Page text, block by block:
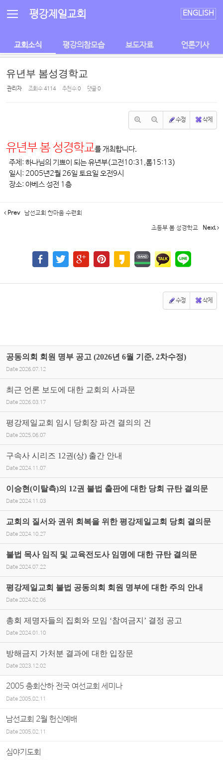
평강제일교회 ENGLISH
교회소식 평강의참모습 보도자료 언론기사
유년부 봄성경학교
관리자 조회 수4114 추천 수0 댓글0
수정 삭제
유년부 봄 성경학교를 개최합니다.
주제: 하나님의 기쁘이 되는 유년부(고전10:31,롬15:13)
일시: 2005년2월 26일 토요일 오전9시
장소: 야베스 성전 1층
Prev 남선교회 한마음 수련회
초등부 봄 성경학교 Next
수정 삭제
공동의회 회원 명부 공고 (2026년 6월 기준, 2차수정)
Date 2026.07.12
최근 언론 보도에 대한 교회의 사과문
Date 2026.03.17
평강제일교회 임시 당회장 파견 결의의 건
Date 2025.06.07
구속사 시리즈 12권(상) 출간 안내
Date 2024.11.07
이승현(이탈측)의 12권 불법 출판에 대한 당회 규탄 결의문
Date 2024.11.03
교회의 질서와 권위 회복을 위한 평강제일교회 당회 결의문
Date 2024.10.27
불법 목사 임직 및 교육전도사 임명에 대한 규탄 결의문
Date 2024.07.22
평강제일교회 불법 공동의회 회원 명부에 대한 주의 안내
Date 2024.02.06
총회 제명자들의 집회와 모임 ‘참여금지’ 결정 공고
Date 2024.01.10
방해금지 가처분 결과에 대한 입장문
Date 2023.12.02
2005 총회산하 전국 여선교회 세미나
Date2005.02.11
남선교회 2월 헌신예배
Date2005.02.11
심야기도회